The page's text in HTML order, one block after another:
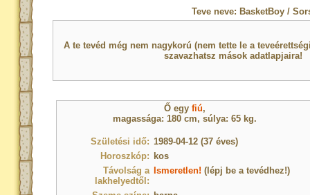
Teve neve: BasketBoy /
A te tevéd még nem nagykorú (nem tette le a
szavazhatsz mások adatlapjaira!
Ő egyfiú,
magassága: 180 cm, súlya: 65 kg.
Születési idő: 1989-04-12 (37 éves)
Horoszkóp: kos
Távolság a
lakhelyedtől:
Ismeretlen! (lépj be a tevédhez!)